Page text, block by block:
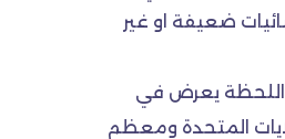
ضعيفة او غير
اللحظة يعرض في
المتحدة ومعظم